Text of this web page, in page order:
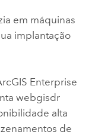
em máquinas
implantação
Enterprise
webgisdr
alta
de